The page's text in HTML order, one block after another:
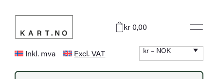
innhold
kr 0,00
Inkl. mva Excl. VAT kr – NOK
P